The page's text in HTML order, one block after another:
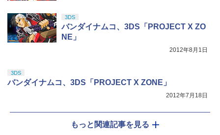
3DS
バンダイナムコ、3DS「PROJECT X ZO
NE」
2012年8月1日
3DS
バンダイナムコ、3DS「PROJECT X ZONE」
2012年7月18日
もっと関連記事を見る